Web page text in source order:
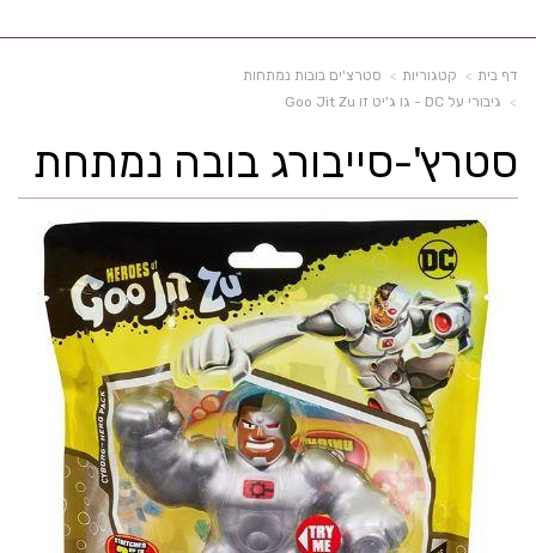
דף בית קטגוריות
סטרצ'ים בובות נמתחות
גיבורי על DC - גו ג'יט זו Goo Jit Zu
סטרץ'-סייבורג בובה נמתחת